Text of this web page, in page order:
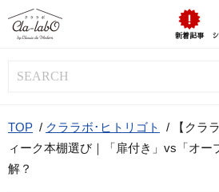
新着記事
TOP / クララボ･ヒトリゴト /
【クラ
ィーク本棚選び｜「扉付き」vs「オー
解？